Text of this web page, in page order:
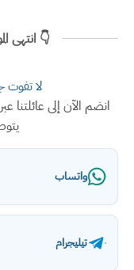
👇 انتهى
لا تفوت
انضم الآن إلى
واتساب
تيليجرام